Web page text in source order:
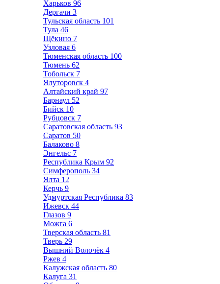
Харьков 96
Дергачи 3
Тульская область 101
Тула 46
Щёкино 7
Узловая 6
Тюменская область 100
Тюмень 62
Тобольск 7
Ялуторовск 4
Алтайский край 97
Барнаул 52
Бийск 10
Рубцовск 7
Саратовская область 93
Саратов 50
Балаково 8
Энгельс 7
Республика Крым 92
Симферополь 34
Ялта 12
Керчь 9
Удмуртская Республика 83
Ижевск 44
Глазов 9
Можга 6
Тверская область 81
Тверь 29
Вышний Волочёк 4
Ржев 4
Калужская область 80
Калуга 31